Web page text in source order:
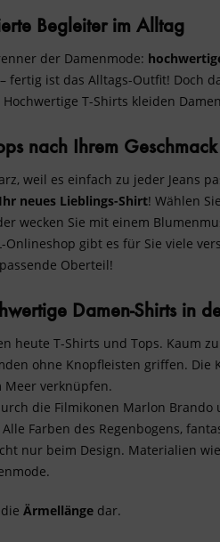
Begleiter im Alltag
der Damenmode:
fertig ist das Alltags-Outfit!
T-Shirts kleiden
nach Ihrem Geschmack
weil es einfach zu jeder Jeans
neues Lieblings-Shirt! Wählen
wecken Sie mit einem
gibt es für Sie viele
Oberteil!
Damen-Shirts in
heute T-Shirts und Tops.
ohne Knopfleisten griffen.
Meer verknüpfen.
die Filmikonen Marlon
Farben des Regenbogens,
nur beim Design. Materialien wie
Ärmellänge dar.